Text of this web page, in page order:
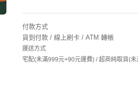
付款方式
貨到付款 / 線上刷卡 / ATM 轉帳
運送方式
宅配(未滿999元+90元運費) / 超商純取貨(